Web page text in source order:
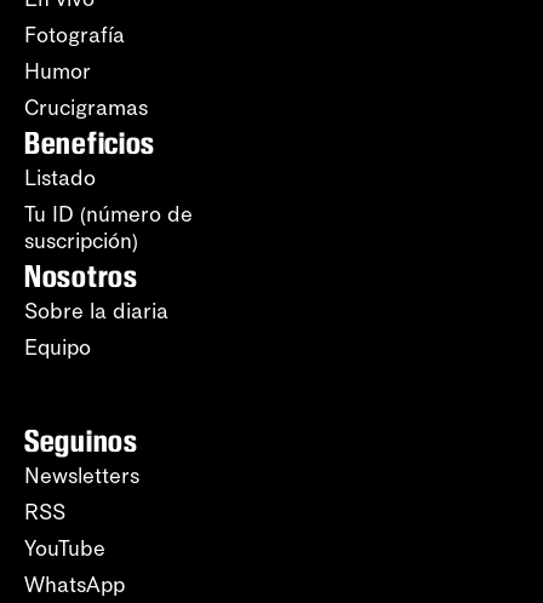
Fotografía
Humor
Crucigramas
Beneficios
Listado
Tu ID (número de
suscripción)
Nosotros
Sobre la diaria
Equipo
Seguinos
Newsletters
RSS
YouTube
WhatsApp